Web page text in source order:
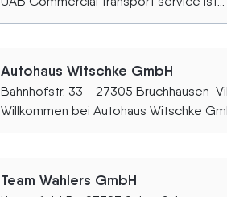
Autohaus Witschke GmbH
Bahnhofstr. 33 - 27305 Bruchhausen-
Willkommen bei Autohaus Witschke
Team Wahlers GmbH